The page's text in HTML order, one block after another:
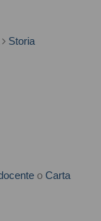
Storia
o Carta